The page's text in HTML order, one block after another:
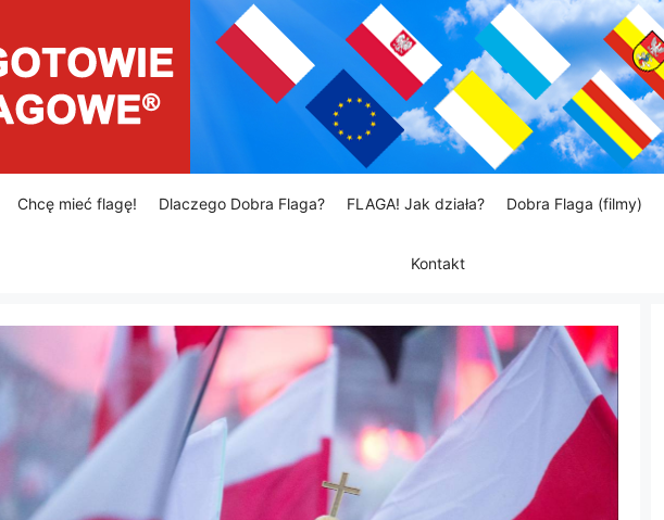
Chcę mieć flagę! Dlaczego Dobra Flaga? FLAGA! Jak działa? Dobra Flaga (filmy)
Kontakt